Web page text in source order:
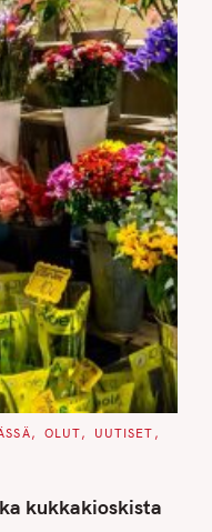
OLUT
UUTISET
kukkakioskista